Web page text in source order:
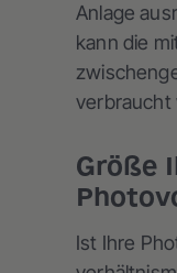
Anlage
kann die
verbraucht
Größe
Ist Ihre